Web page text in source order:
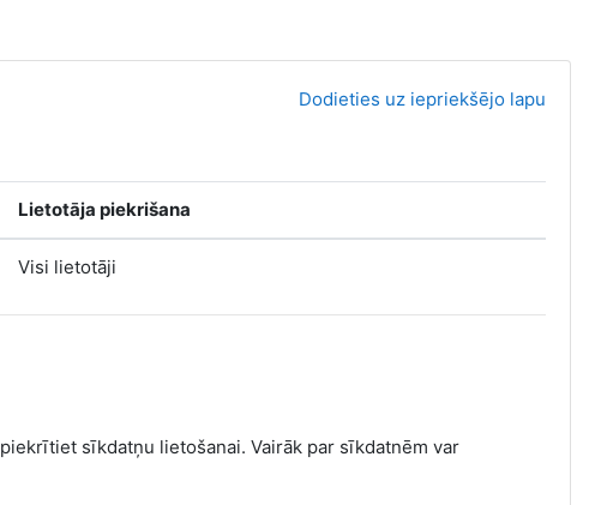
Dodieties uz iepriekšējo lapu
Lietotāja piekrišana
Visi lietotāji
sīkdatņu lietošanai. Vairāk par sīkdatnēm var